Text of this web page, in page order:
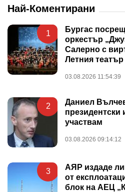
Най-Коментирани
1
Бургас
оркестър
Салерно с
Летния театър
03.08.2026 11:54:39
2
Даниел
президентски
участвам
03.08.2026 09:14:12
3
АЯР издаде
от
блок на АЕЦ